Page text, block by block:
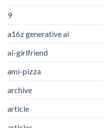
9
a16z generative ai
ai-girlfriend
ami-pizza
archive
article